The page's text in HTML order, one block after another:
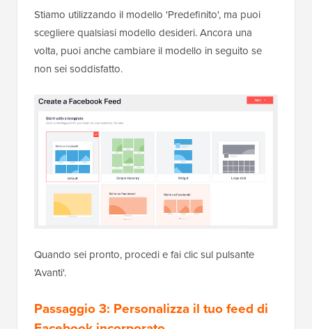
Stiamo utilizzando il modello 'Predefinito', ma puoi
scegliere qualsiasi modello desideri. Ancora una
volta, puoi anche cambiare il modello in seguito se
non sei soddisfatto.
Quando sei pronto, procedi e fai clic sul pulsante
'Avanti'.
Passaggio 3: Personalizza il tuo feed di